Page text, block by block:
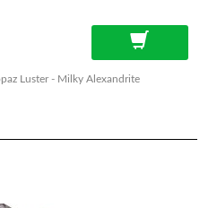
- 6mm - Pink/Topaz Luster - Milky Alexandrite